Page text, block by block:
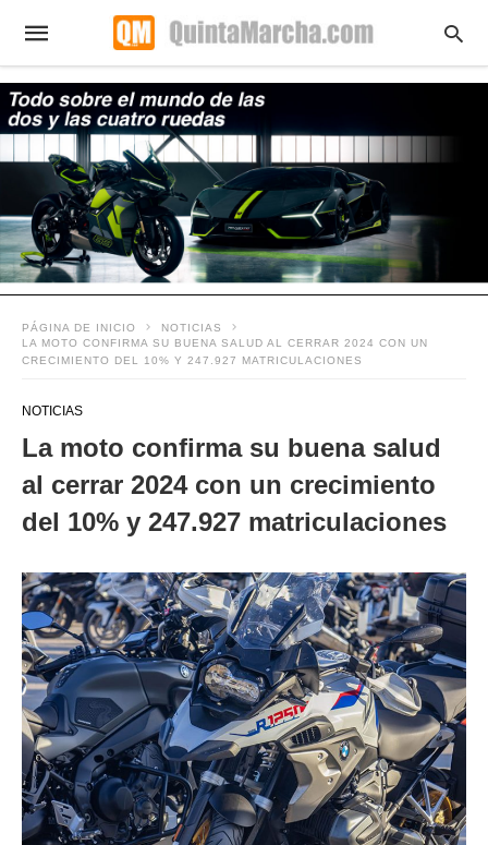
PÁGINA DE INICIO
NOTICIAS
LA MOTO CONFIRMA SU BUENA SALUD AL CERRAR 2024 CON UN
CRECIMIENTO DEL 10% Y 247.927 MATRICULACIONES
NOTICIAS
La moto confirma su buena salud
al cerrar 2024 con un crecimiento
del 10% y 247.927 matriculaciones